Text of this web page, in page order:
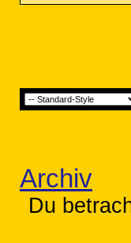
Archiv
Du